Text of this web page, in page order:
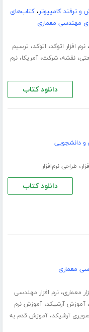
ترفند کامپیوتر،کتاب‌های
مهندسی معماری
،نرم افزار اتوکد، اتوکد، ترسیم
،نقشه،شرکت،آمریکا،نرم
دانلود کتاب
دانشجویی
، طراحی نرم‌افزار
دانلود کتاب
معماری
معماری،نرم افزار مهندسی
،آموزش آرشیکد،آموزش نرم
آرشیکد،آموزش قدم به